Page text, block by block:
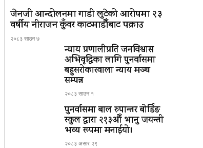
जेनजी आन्दोलनमा गाडी लुटेको आरोपमा २३
वर्षीय नीराजन कुँवर काठमाडौँबाट पक्राउ
२०८३ साउन ७
न्याय प्रणालीप्रति जनविश्वास
अभिवृद्धिका लागि पुनर्वासमा
बहुसरोकारवाला न्याय मञ्च
सम्पन्न
२०८३ साउन १
पुनर्वासमा बाल रुपान्तर बोर्डिङ
स्कुल द्धारा २१३औँ भानु जयन्ती
भव्य रूपमा मनाईयो।
२०८३ असार २९